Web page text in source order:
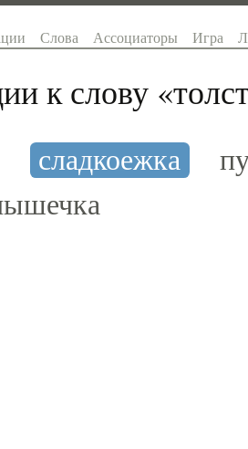
Слова Ассоциаторы Игра
к слову «
сладкоежка